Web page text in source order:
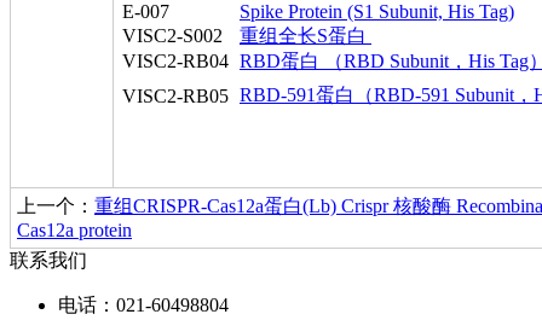
E-007
Spike Protein (S1 Subunit, His Tag)
VISC2-S002
重组全长S蛋白
VISC2-RB04 RBD蛋白 （RBD Subunit，His Tag
VISC2-RB05 RBD-591蛋白（RBD-591 Subunit，
上一个： 重组CRISPR-Cas12a蛋白(Lb) Crispr 核酸酶
Cas12a protein
联系我们
电话：021-60498804